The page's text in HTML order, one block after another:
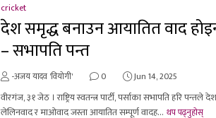
cricket
देश समृद्ध बनाउन आयातित वाद
– सभापति पन्त
-अजय यादव 'वियोगी' 0 Jun 14, 2025
वीरगंज, ३१ जेठ । राष्ट्रिय स्वतन्त्र पार्टी, पर्साका सभापति हरि
लेलिनवाद र माओवाद जस्ता आयातित सम्पूर्ण वादह... थप पढ्नुहोस्